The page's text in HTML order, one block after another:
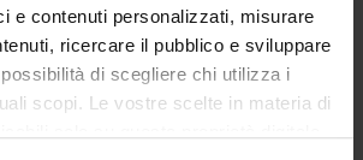
e contenuti personalizzati, misurare
ricercare il pubblico e sviluppare
di scegliere chi utilizza i
scopi. Le vostre scelte in materia di